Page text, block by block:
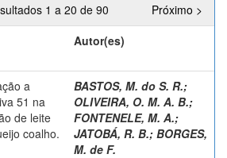
1 a 20 de 90
Próximo >
Autor(es)
a
51 na
de leite
coalho.
BASTOS, M. do S. R.;
OLIVEIRA, O. M. A. B.;
FONTENELE, M. A.;
JATOBÁ, R. B.; BORGES,
M. de F.